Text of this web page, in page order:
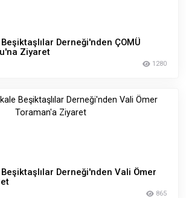
Derneği'nden ÇOMÜ
Ziyaret
1280
Derneği'nden Vali Ömer
865